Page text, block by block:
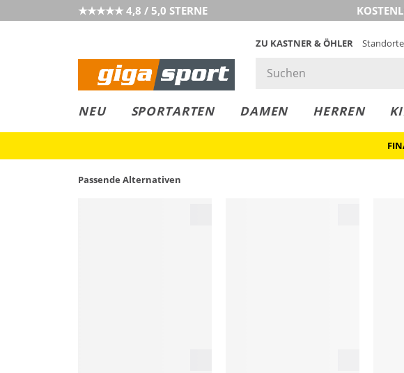
★★★★★ 4,8 / 5,0 STERNE
ZU KASTNER & ÖHLER Standorte
NEU SPORTARTEN DAMEN HERREN
LEASING
COLLECT
RESERVE
Passende Alternativen